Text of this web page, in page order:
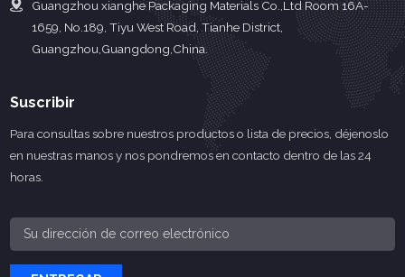
Guangzhou xianghe Packaging Materials Co.,Ltd Room 16A-
1659, No.189, Tiyu West Road, Tianhe District,
Guangzhou,Guangdong,China.
Suscribir
Para consultas sobre nuestros productos o lista de precios, déjenoslo
en nuestras manos y nos pondremos en contacto dentro de las 24
horas.